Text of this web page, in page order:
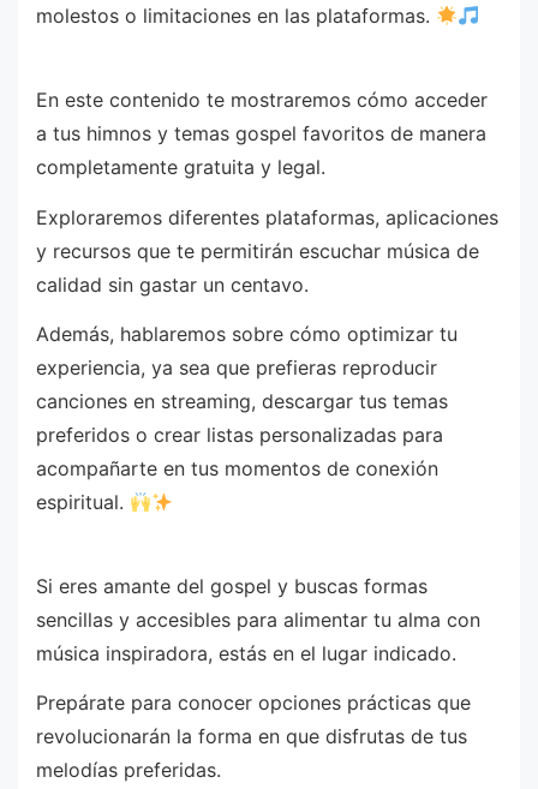
molestos o limitaciones en las plataformas.
En este contenido te mostraremos cómo acceder
a tus himnos y temas gospel favoritos de manera
completamente gratuita y legal.
Exploraremos diferentes plataformas, aplicaciones
y recursos que te permitirán escuchar música de
calidad sin gastar un centavo.
Además, hablaremos sobre cómo optimizar tu
experiencia, ya sea que prefieras reproducir
canciones en streaming, descargar tus temas
preferidos o crear listas personalizadas para
acompañarte en tus momentos de conexión
espiritual.
Si eres amante del gospel y buscas formas
sencillas y accesibles para alimentar tu alma con
música inspiradora, estás en el lugar indicado.
Prepárate para conocer opciones prácticas que
revolucionarán la forma en que disfrutas de tus
melodías preferidas.